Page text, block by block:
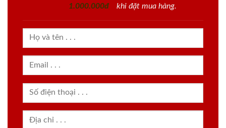
1.000.000đ
khi đặt mua hàng.